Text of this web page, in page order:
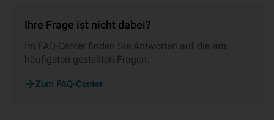
Ihre Frage ist nicht dabei?
Im FAQ-Center finden Sie Antworten auf die am
häufigsten gestellten Fragen.
Zum FAQ-Center